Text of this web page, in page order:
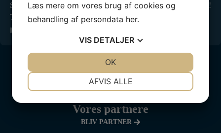
Så er tilmeldingen til vinterens Teoretiske Duelighedsbevis åben!
Tag en…
LÆS MERE »
Vores partnere
BLIV PARTNER
Læs mere om vores brug af cookies og
behandling af persondata her.
VIS DETALJER
MARKETING STATISTIK
AFVIS ALLE
OK